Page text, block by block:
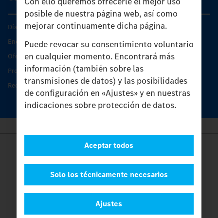
posible de nuestra página web, así como
mejorar continuamente dicha página.
Puede revocar su consentimiento voluntario
en cualquier momento. Encontrará más
información (también sobre las
transmisiones de datos) y las posibilidades
de configuración en «Ajustes» y en nuestras
indicaciones sobre protección de datos.
Ajustes
Solo los técnicamente necesarios
Aceptar todos
Días de Servicio del Unimog
Encontrar un socio
Oferta de servicio del Unimog
Productos de piezas y servicio
Recambios originales
Provider
Legal Notice
Contacto
Cookies
Protección de datos
Ajustes